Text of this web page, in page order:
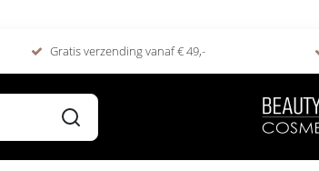
Gratis verzending vanaf € 49,-